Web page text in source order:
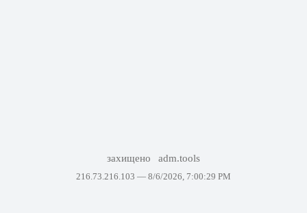
захищено adm.tools
216.73.216.103 — 8/6/2026, 7:00:29 PM